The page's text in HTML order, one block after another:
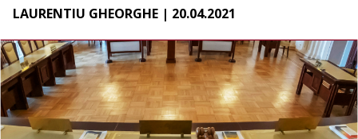
LAURENTIU GHEORGHE | 20.04.2021